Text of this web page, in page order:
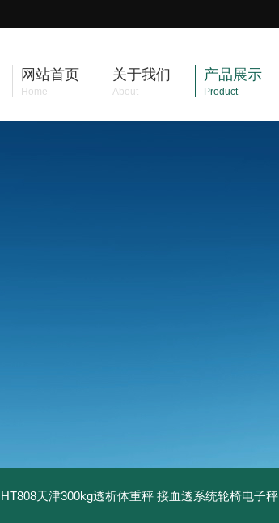
网站首页
Home
关于我们
About
产品展示
Product
HT808天津300kg透析体重秤 接血透系统轮椅电子秤